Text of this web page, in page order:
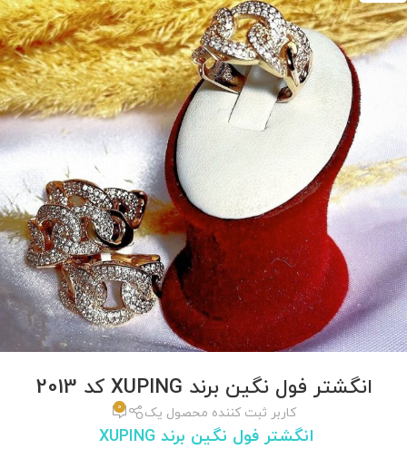
انگشتر فول نگین برند XUPING کد 2013
کاربر ثبت کننده محصول یک 0
انگشتر فول نگین برند XUPING